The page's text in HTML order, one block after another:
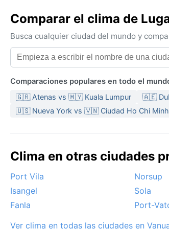
Comparar el clima de
Busca cualquier ciudad del mundo y
Comparaciones populares en todo el
🇬🇷 Atenas vs 🇲🇾 Kuala Lumpur 🇦🇪
🇺🇸 Nueva York vs 🇻🇳 Ciudad Ho Chi Minh
Clima en otras ciudades
Port Vila Norsup
Isangel
Sola
Fanla
Port-
Ver clima en todas las ciudades en